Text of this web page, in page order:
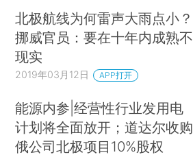
北极航线为何雷声大雨点小？
挪威官员：要在十年内成熟不
现实
2019年03月12日 APP打开
能源内参|经营性行业发用电
计划将全面放开；道达尔收购
俄公司北极项目10%股权